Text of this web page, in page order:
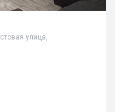
улица,